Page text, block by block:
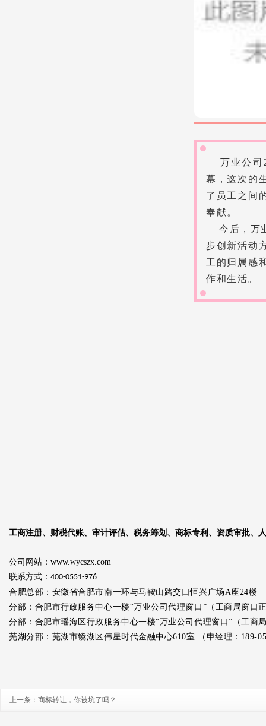
万业公司
幕，这次的
了员工之间
奉献。
今后，万
步创新活动
工的归属感
作和生活。
工商注册、财税代账、审计评估、税务筹划、商标专利、资质审批、
公司网站：www.wycszx.com
联系方式： 400-0551-976
合肥总部：安徽省合肥市南一环与马鞍山路交口恒兴广场A座24楼
分部：合肥市行政服务中心一楼“万业公司代理窗口”（工商局窗口
分部：合肥市瑶海区行政服务中心一楼“万业公司代理窗口” （工商
芜湖分部：芜湖市镜湖区伟星时代金融中心610室 （申经理： 189-
上一条： 商标转让，你被坑了吗？